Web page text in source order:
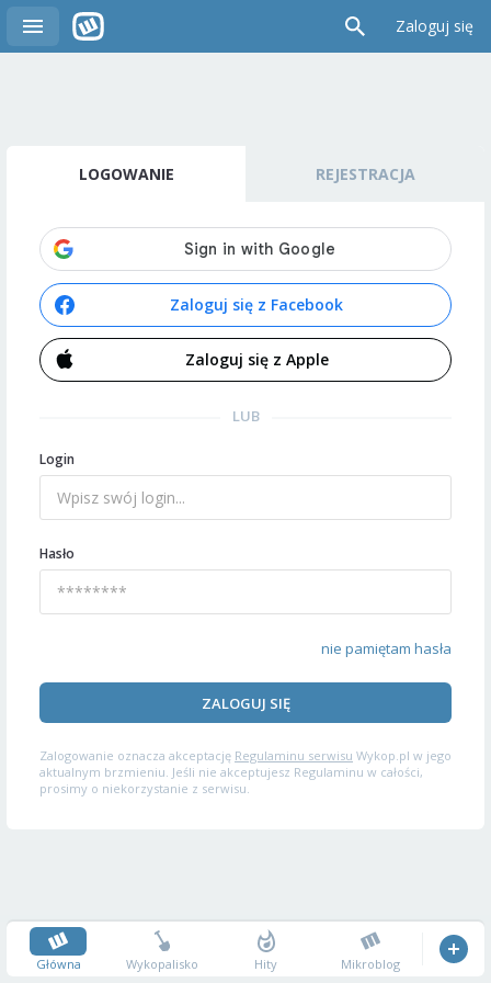
Zaloguj się
LOGOWANIE REJESTRACJA
Zaloguj się z Facebook
Zaloguj się z Apple
LUB
Login
Hasło
nie pamiętam hasła
ZALOGUJ SIĘ
Zalogowanie oznacza akceptację Regulaminu serwisu Wykop.pl w jego
aktualnym brzmieniu. Jeśli nie akceptujesz Regulaminu w całości,
prosimy o niekorzystanie z serwisu.
Główna Wykopalisko Hity Mikroblog